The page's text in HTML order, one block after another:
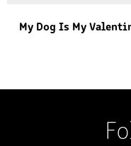
My Dog Is My